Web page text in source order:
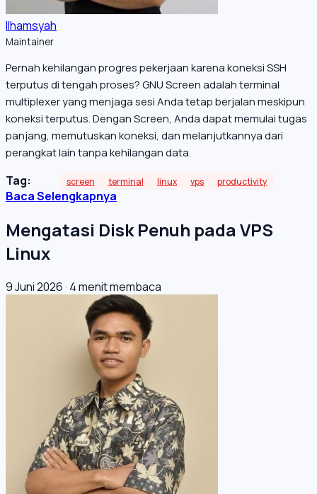
Ilhamsyah
Maintainer
Pernah kehilangan progres pekerjaan karena koneksi SSH
terputus di tengah proses? GNU Screen adalah terminal
multiplexer yang menjaga sesi Anda tetap berjalan meskipun
koneksi terputus. Dengan Screen, Anda dapat memulai tugas
panjang, memutuskan koneksi, dan melanjutkannya dari
perangkat lain tanpa kehilangan data.
Tag: screen terminal linux vps productivity
Baca Selengkapnya
Mengatasi Disk Penuh pada VPS
Linux
9 Juni 2026· 4 menit membaca